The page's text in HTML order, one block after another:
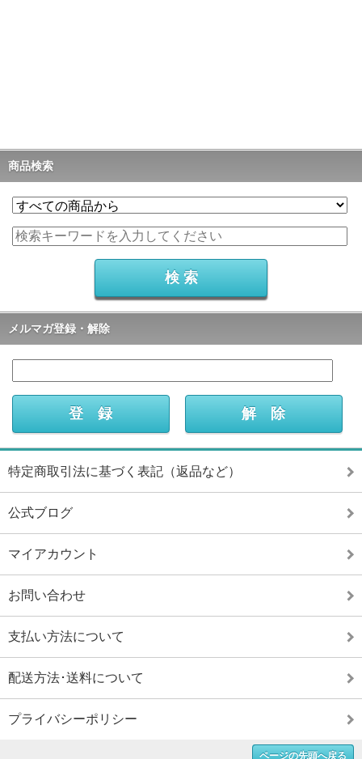
商品検索
メルマガ登録・解除
特定商取引法に基づく表記（返品など）
公式ブログ
マイアカウント
お問い合わせ
支払い方法について
配送方法･送料について
プライバシーポリシー
ページの先頭へ戻る